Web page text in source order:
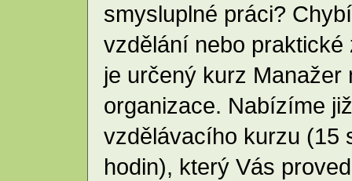
smysluplné práci?
vzdělání nebo
je určený kurz
organizace. Nabízíme
vzdělávacího kurzu (15
hodin), který Vás